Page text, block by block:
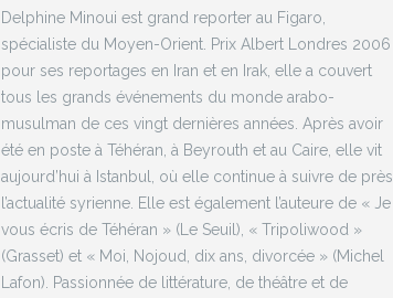
Delphine Minoui est grand reporter au Figaro,
spécialiste du Moyen-Orient. Prix Albert Londres 2006
pour ses reportages en Iran et en Irak, elle a couvert
tous les grands événements du monde arabo-
musulman de ces vingt dernières années. Après avoir
été en poste à Téhéran, à Beyrouth et au Caire, elle vit
aujourd’hui à Istanbul, où elle continue à suivre de près
l’actualité syrienne. Elle est également l’auteure de « Je
vous écris de Téhéran » (Le Seuil), « Tripoliwood »
(Grasset) et « Moi, Nojoud, dix ans, divorcée » (Michel
Lafon). Passionnée de littérature, de théâtre et de